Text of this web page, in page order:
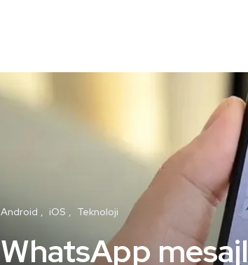
Android iOS Teknoloji
WhatsApp